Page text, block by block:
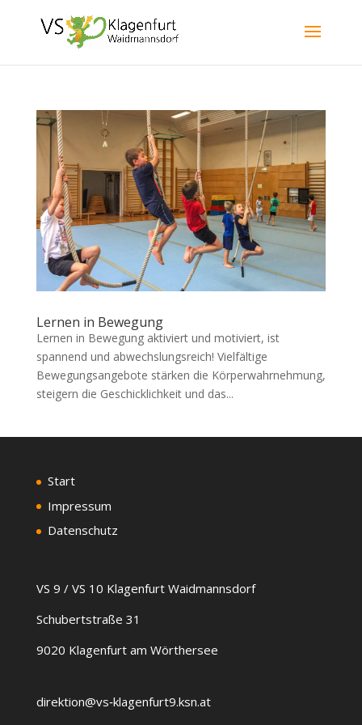
Lernen in Bewegung
Lernen in Bewegung aktiviert und motiviert, ist
spannend und abwechslungsreich! Vielfältige
Bewegungsangebote stärken die Körperwahrnehmung,
steigern die Geschicklichkeit und das...
Start
Impressum
Datenschutz
VS 9 / VS 10 Klagenfurt Waidmannsdorf
Schubertstraße 31
9020 Klagenfurt am Wörthersee
direktion@vs‑klagenfurt9.ksn.at